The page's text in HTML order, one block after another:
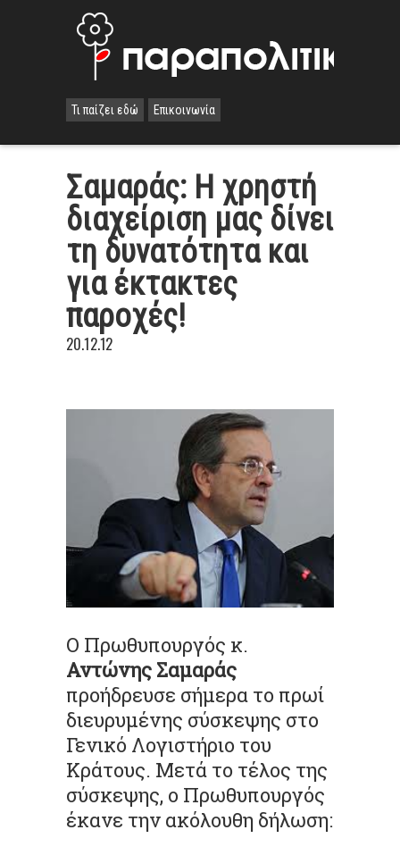
Τι παίζει εδώ Επικοινωνία
Σαμαράς: Η χρηστή
διαχείριση μας δίνει
τη δυνατότητα και
για έκτακτες
παροχές!
20.12.12
Ο Πρωθυπουργός κ.
Αντώνης Σαμαράς
προήδρευσε σήμερα το πρωί
διευρυμένης σύσκεψης στο
Γενικό Λογιστήριο του
Κράτους. Μετά το τέλος της
σύσκεψης, ο Πρωθυπουργός
έκανε την ακόλουθη δήλωση: